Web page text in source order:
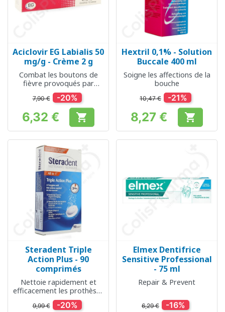
Aciclovir EG Labialis 50
mg/g - Crème 2 g
Combat les boutons de
fièvre provoqués par
l'herpès
7,90 € -20%
Prix
6,32 € 
Hextril 0,1% - Solution
Buccale 400 ml
Soigne les affections de la
bouche
10,47 € -21%
Prix
8,27 € 
Steradent Triple
Action Plus - 90
comprimés
Nettoie rapidement et
efficacement les prothèses
dentaires
9,99 € -20%
Elmex Dentifrice
Sensitive Professional
- 75 ml
Repair & Prevent
6,29 € -16%